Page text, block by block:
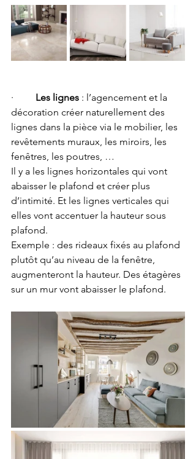
· Les lignes : l’agencement et la
décoration créer naturellement des
lignes dans la pièce via le mobilier, les
revêtements muraux, les miroirs, les
fenêtres, les poutres, …
Il y a les lignes horizontales qui vont
abaisser le plafond et créer plus
d’intimité. Et les lignes verticales qui
elles vont accentuer la hauteur sous
plafond.
Exemple : des rideaux fixés au plafond
plutôt qu’au niveau de la fenêtre,
augmenteront la hauteur. Des étagères
sur un mur vont abaisser le plafond.